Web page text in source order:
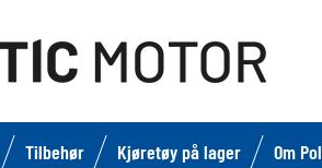
Tilbehør Kjøretøy på lager Om